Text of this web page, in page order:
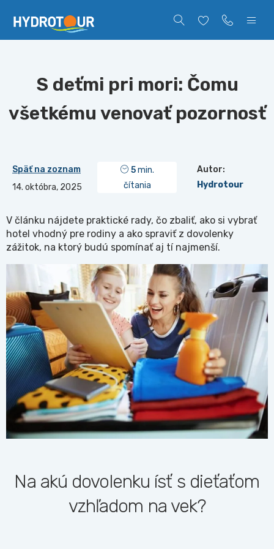
S deťmi pri mori: Čomu
všetkému venovať pozornosť
Späť na zoznam
14. októbra, 2025
5 min.
čítania
Autor:
Hydrotour
V článku nájdete praktické rady, čo zbaliť, ako si vybrať
hotel vhodný pre rodiny a ako spraviť z dovolenky
zážitok, na ktorý budú spomínať aj tí najmenší.
Na akú dovolenku ísť s dieťaťom
vzhľadom na vek?